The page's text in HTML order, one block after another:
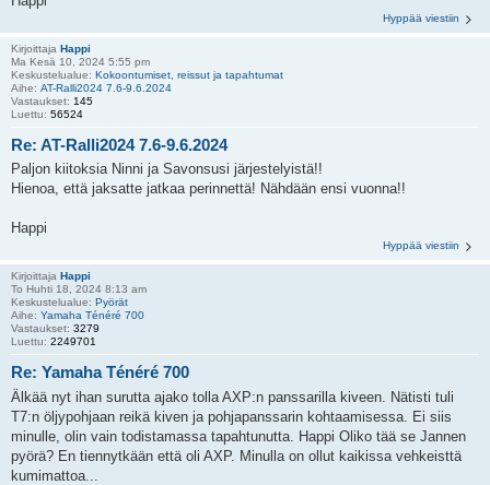
Hyppää viestiin
Kirjoittaja Happi
Ma Kesä 10, 2024 5:55 pm
Keskustelualue: Kokoontumiset, reissut ja tapahtumat
Aihe: AT-Ralli2024 7.6-9.6.2024
Vastaukset: 145
Luettu: 56524
Re: AT-Ralli2024 7.6-9.6.2024
Paljon kiitoksia Ninni ja Savonsusi järjestelyistä!!
Hienoa, että jaksatte jatkaa perinnettä! Nähdään ensi vuonna!!
Happi
Hyppää viestiin
Kirjoittaja Happi
To Huhti 18, 2024 8:13 am
Keskustelualue: Pyörät
Aihe: Yamaha Ténéré 700
Vastaukset: 3279
Luettu: 2249701
Re: Yamaha Ténéré 700
Älkää nyt ihan surutta ajako tolla AXP:n panssarilla kiveen. Nätisti tuli
T7:n öljypohjaan reikä kiven ja pohjapanssarin kohtaamisessa. Ei siis
minulle, olin vain todistamassa tapahtunutta. Happi Oliko tää se Jannen
pyörä? En tiennytkään että oli AXP. Minulla on ollut kaikissa vehkeisttä
kumimattoa...